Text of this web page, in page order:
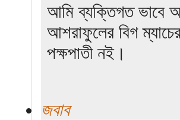
আমি ব্যক্তিগত ভাবে
আশরাফুলের বিগ
পক্ষপাতী নই।
জবাব